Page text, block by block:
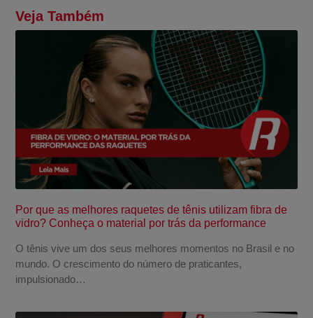
Veja Também
Por que as melhores raquetes de tênis utilizam fibra de
vidro? Conheça o material por trás da performance
O tênis vive um dos seus melhores momentos no Brasil e no
mundo. O crescimento do número de praticantes,
impulsionado…